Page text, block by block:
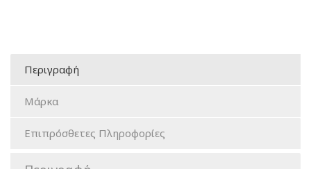
Περιγραφή
Μάρκα
Επιπρόσθετες Πληροφορίες